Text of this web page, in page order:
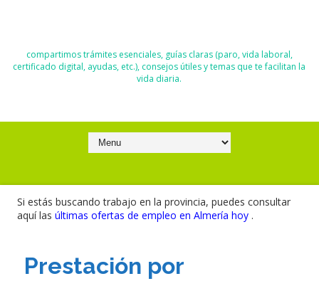
compartimos trámites esenciales, guías claras (paro, vida laboral,
certificado digital, ayudas, etc.), consejos útiles y temas que te facilitan la
vida diaria.
Si estás buscando trabajo en la provincia, puedes consultar
aquí las últimas ofertas de empleo en Almería hoy .
Prestación por